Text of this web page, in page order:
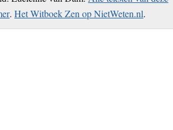
.Het Witboek Zen op NietWeten.nl.